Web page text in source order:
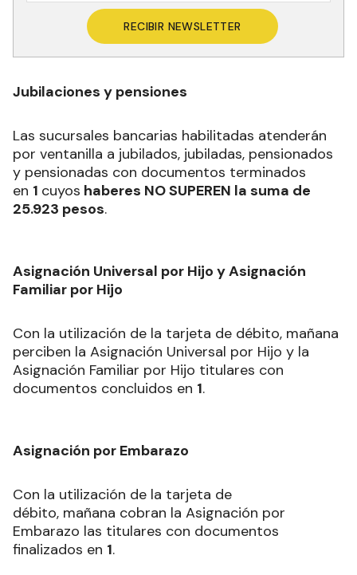
RECIBIR NEWSLETTER
Jubilaciones y pensiones
Las sucursales bancarias habilitadas atenderán
por ventanilla a jubilados, jubiladas, pensionados
y pensionadas con documentos terminados
en 1 cuyos haberes NO SUPEREN la suma de
25.923 pesos.
Asignación Universal por Hijo y Asignación
Familiar por Hijo
Con la utilización de la tarjeta de débito, mañana
perciben la Asignación Universal por Hijo y la
Asignación Familiar por Hijo titulares con
documentos concluidos en 1.
Asignación por Embarazo
Con la utilización de la tarjeta de
débito, mañana cobran la Asignación por
Embarazo las titulares con documentos
finalizados en 1.